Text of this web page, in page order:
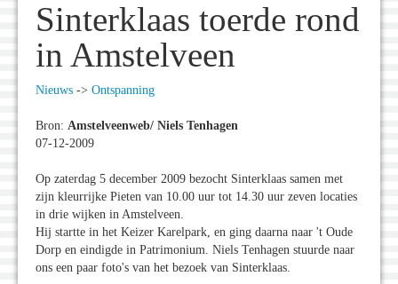
Sinterklaas toerde rond
in Amstelveen
Nieuws -> Ontspanning
Bron: Amstelveenweb/ Niels Tenhagen
07-12-2009
Op zaterdag 5 december 2009 bezocht Sinterklaas samen met
zijn kleurrijke Pieten van 10.00 uur tot 14.30 uur zeven locaties
in drie wijken in Amstelveen.
Hij startte in het Keizer Karelpark, en ging daarna naar 't Oude
Dorp en eindigde in Patrimonium. Niels Tenhagen stuurde naar
ons een paar foto's van het bezoek van Sinterklaas.